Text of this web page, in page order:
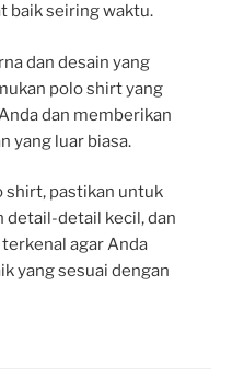
baik seiring waktu.
dan desain yang
polo shirt yang
dan memberikan
yang luar biasa.
shirt, pastikan untuk
detail-detail kecil, dan
agar Anda
yang sesuai dengan